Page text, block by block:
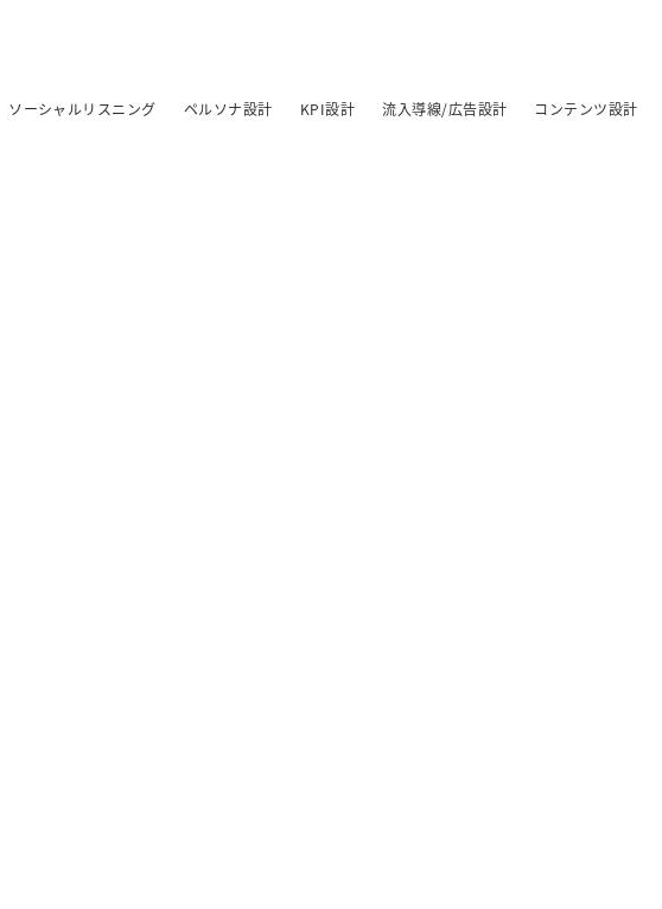
ソーシャルリスニング ペルソナ設計 KPI設計 流入導線/広告設計 コンテンツ設計